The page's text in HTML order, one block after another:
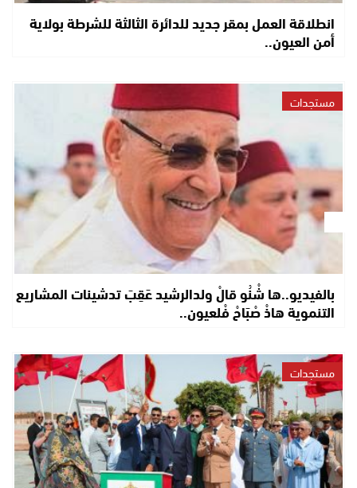
انطلاقة العمل بمقر جديد للدائرة الثالثة للشرطة بولاية
أمن العيون..
مستجدات
بالفيديو..ها شْنُو قالْ ولدالرشيد عَقِبَ تدشينات المشاريع
التنموية هاذْ صْبَاحْ فْلعيون..
مستجدات